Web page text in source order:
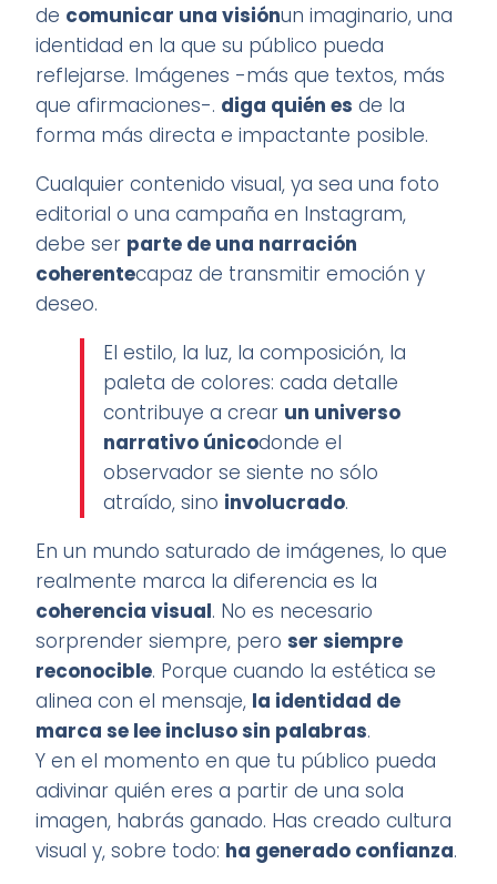
de comunicar una visiónun imaginario, una
identidad en la que su público pueda
reflejarse. Imágenes -más que textos, más
que afirmaciones-. diga quién es de la
forma más directa e impactante posible.
Cualquier contenido visual, ya sea una foto
editorial o una campaña en Instagram,
debe ser parte de una narración
coherentecapaz de transmitir emoción y
deseo.
El estilo, la luz, la composición, la
paleta de colores: cada detalle
contribuye a crear un universo
narrativo únicodonde el
observador se siente no sólo
atraído, sino involucrado.
En un mundo saturado de imágenes, lo que
realmente marca la diferencia es la
coherencia visual. No es necesario
sorprender siempre, peroser siempre
reconocible. Porque cuando la estética se
alinea con el mensaje, la identidad de
marca se lee incluso sin palabras.
Y en el momento en que tu público pueda
adivinar quién eres a partir de una sola
imagen, habrás ganado. Has creado cultura
visual y, sobre todo: ha generado confianza.